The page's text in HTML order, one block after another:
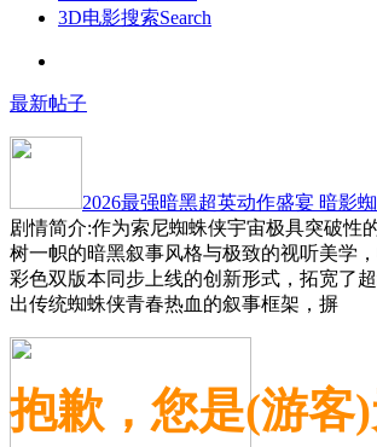
3D电影搜索Search
最新帖子
2026最强暗黑超英动作盛宴 暗影
剧情简介:作为索尼蜘蛛侠宇宙极具突破性
树一帜的暗黑叙事风格与极致的视听美学
彩色双版本同步上线的创新形式，拓宽了
出传统蜘蛛侠青春热血的叙事框架，摒
抱歉，您是(游客